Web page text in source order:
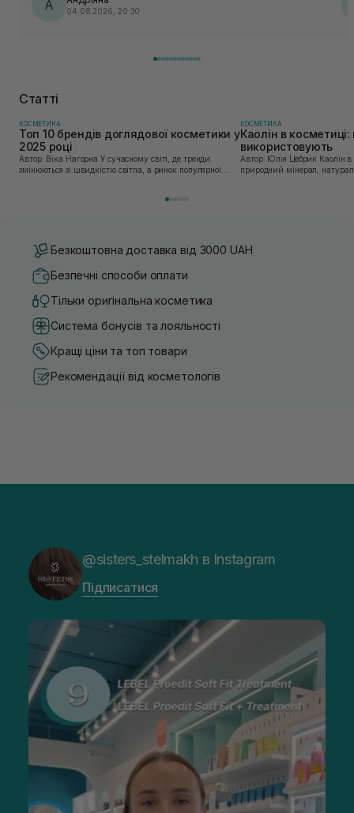
А 04.08.2026, 20:30
Статті
КОСМЕТИКА
Топ 10 брендів доглядової косметики у
2025 році
Автор: Віка Нагорна У сучасному світі, де тренди
змінюються зі швидкістю світла, а ринок популярної
КОСМЕТИКА
Каолін в
використовують
Автор: Юлія Цебрик Каолін в косметології – це
природний мінерал,
Безкоштовна доставка від 3000 UAH
Безпечні способи оплати
Тільки оригінальна косметика
Система бонусів та лояльності
Кращі ціни та топ товари
Рекомендації від косметологів
@sisters_stelmakh в Instagram
Підписатися